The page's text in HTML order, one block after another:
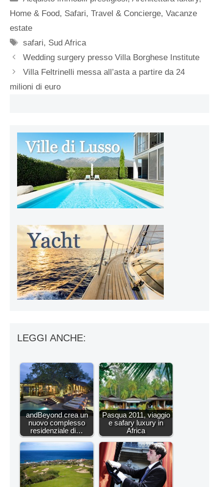
Home & Food, Safari, Travel & Concierge, Vacanze
estate
Tag
safari, Sud Africa
Wedding surgery presso Villa Borghese Institute
Villa Feltrinelli messa all’asta a partire da 24
milioni di euro
LEGGI ANCHE:
andBeyond crea un
nuovo complesso
residenziale di…
Pasqua 2011, viaggio
e safary luxury in
Africa